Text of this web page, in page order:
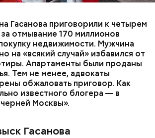
Гасанова приговорили к четырем
отмывание 170 миллионов
недвижимости. Мужчина
на «всякий случай» избавился от
Апартаменты были проданы
Тем не менее, адвокаты
обжаловать приговор. Как
известного блогера — в
Москвы».
Гасанова
задержали. На первом же
что планировал отравить
следователи посчитали, что
была квартира родителей,
их смерти перешла бы сыну. Но
дней Миссюра заявил, что ранее
людей.